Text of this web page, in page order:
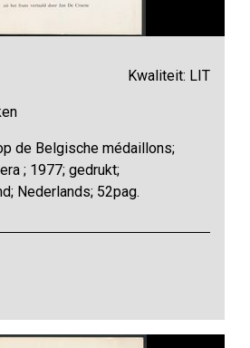
Kwaliteit: LIT
de Belgische médaillons;
; 1977; gedrukt;
Nederlands; 52pag.